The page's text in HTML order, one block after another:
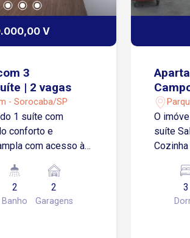
V
3
| 2 vagas
- Sorocaba/SP
1 suíte com
conforto e
com acesso à
de lazer. 2
definidas, garantindo
92m² de área
2
Banho
2
Garagens
O imóvel
suíte
garagem
permitidos)
3